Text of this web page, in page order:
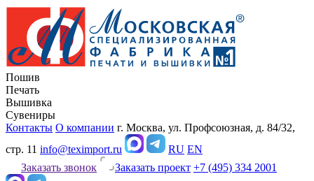
Пошив
Печать
Вышивка
Сувениры
Контакты О компании г. Москва, ул. Профсоюзная, д. 84/32,
стр. 11 info@teximport.ru RU EN
Заказать звонок
Заказать проект +7 (495) 334 2001